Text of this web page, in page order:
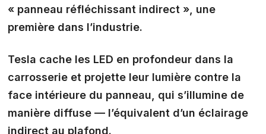
« panneau réfléchissant indirect » , une
première dans l’industrie.
Tesla cache les LED en profondeur dans la
carrosserie et projette leur lumière contre la
face intérieure du panneau, qui s’illumine de
manière diffuse — l’équivalent d’un éclairage
indirect au plafond.